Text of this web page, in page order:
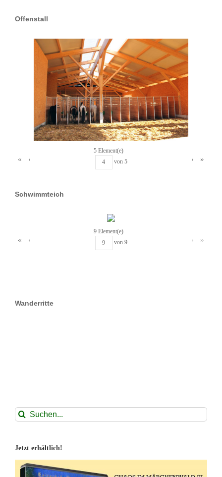
Offenstall
5 Element(e)
« ‹ von 5 › »
Schwimmteich
9 Element(e)
« ‹ von 9 › »
Wanderritte
Suche
nach:
Jetzt erhältlich!